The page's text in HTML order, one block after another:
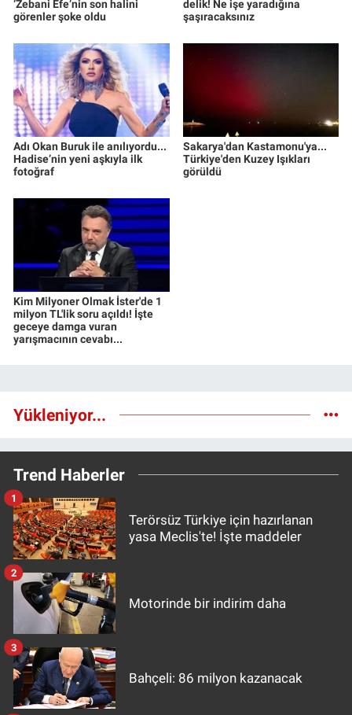
‘Zebani Efe’nin son halini
görenler şoke oldu
delik! Ne işe yaradığına
şaşıracaksınız
Adı Okan Buruk ile anılıyordu...
Hadise’nin yeni aşkıyla ilk
fotoğraf
Sakarya'dan Kastamonu'ya...
Türkiye'den Kuzey Işıkları
görüldü
Kim Milyoner Olmak İster'de 1
milyon TL'lik soru açıldı! İşte
geceye damga vuran
yarışmacının cevabı...
Yükleniyor...
Trend Haberler
Terörsüz Türkiye için hazırlanan
yasa Meclis'te! İşte maddeler
1
Motorinde bir indirim daha
2
Bahçeli: 86 milyon kazanacak
3